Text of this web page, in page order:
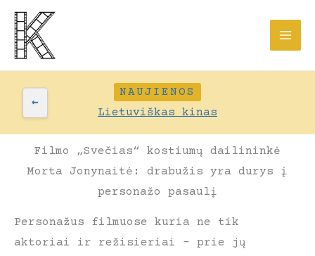
Pereiti
prie
turinio
←
NAUJIENOS
Lietuviškas kinas
Filmo „Svečias“ kostiumų dailininkė
Morta Jonynaitė: drabužis yra durys į
personažo pasaulį
Personažus filmuose kuria ne tik
aktoriai ir režisieriai – prie jų